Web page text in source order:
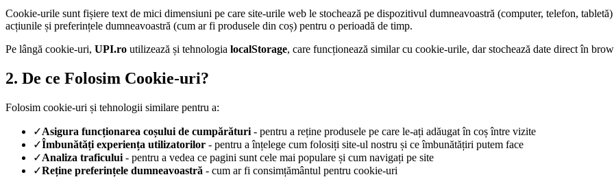
Cookie-urile sunt fișiere text de mici dimensiuni pe care site-urile web le stochează pe dispozitivul dumneavoastră (computer, telefon,
acțiunile și preferințele dumneavoastră (cum ar fi produsele din coș) pentru o perioadă de timp.
Pe lângă cookie-uri, UPI.ro utilizează și tehnologia localStorage, care funcționează similar cu cookie-urile, dar stochează date direct în
2. De ce Folosim Cookie-uri?
Folosim cookie-uri și tehnologii similare pentru a:
✓Asigura funcționarea coșului de cumpărături - pentru a reține produsele pe care le-ați adăugat în coș între vizite
✓Îmbunătăți experiența utilizatorilor - pentru a înțelege cum folosiți site-ul nostru și ce îmbunătățiri putem face
✓Analiza traficului - pentru a vedea ce pagini sunt cele mai populare și cum navigați pe site
✓Reține preferințele dumneavoastră - cum ar fi consimțământul pentru cookie-uri